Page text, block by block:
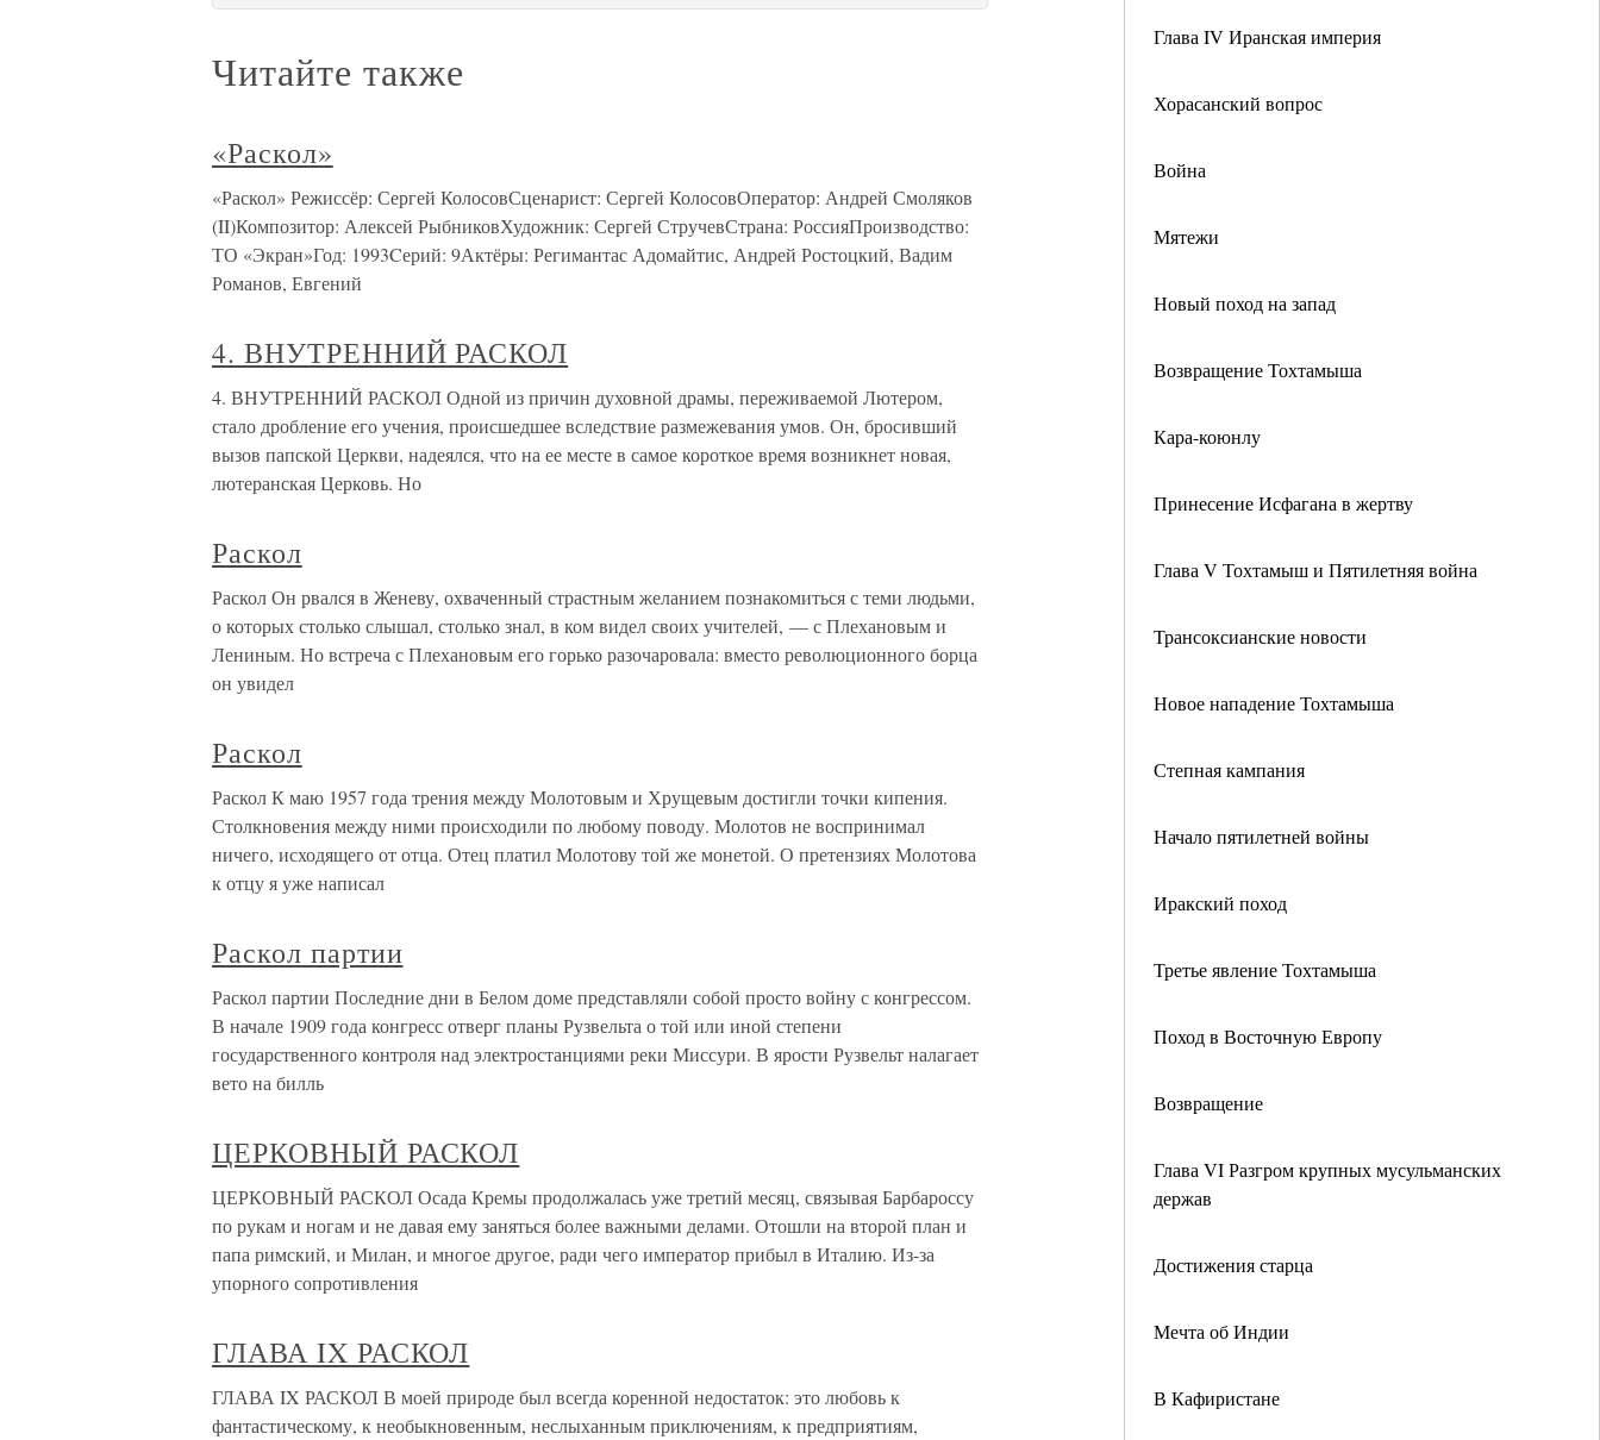
Глава IV Иранская империя
Хорасанский вопрос
Война
Мятежи
Новый поход на запад
Возвращение Тохтамыша
Кара-коюнлу
Принесение Исфагана в жертву
Глава V Тохтамыш и Пятилетняя война
Трансоксианские новости
Новое нападение Тохтамыша
Степная кампания
Начало пятилетней войны
Иракский поход
Третье явление Тохтамыша
Поход в Восточную Европу
Возвращение
Глава VI Разгром крупных мусульманских
держав
Достижения старца
Мечта об Индии
В Кафиристане
Читайте также
«Раскол»
«Раскол» Режиссёр: Сергей КолосовСценарист: Сергей КолосовОператор: Андрей Смоляков
(II)Композитор: Алексей РыбниковХудожник: Сергей СтручевСтрана: РоссияПроизводство:
ТО «Экран»Год: 1993Cерий: 9Актёры: Регимантас Адомайтис, Андрей Ростоцкий, Вадим
Романов, Евгений
4. ВНУТРЕННИЙ РАСКОЛ
4. ВНУТРЕННИЙ РАСКОЛ Одной из причин духовной драмы, переживаемой Лютером,
стало дробление его учения, происшедшее вследствие размежевания умов. Он, бросивший
вызов папской Церкви, надеялся, что на ее месте в самое короткое время возникнет новая,
лютеранская Церковь. Но
Раскол
Раскол Он рвался в Женеву, охваченный страстным желанием познакомиться с теми людьми,
о которых столько слышал, столько знал, в ком видел своих учителей, — с Плехановым и
Лениным. Но встреча с Плехановым его горько разочаровала: вместо революционного борца
он увидел
Раскол
Раскол К маю 1957 года трения между Молотовым и Хрущевым достигли точки кипения.
Столкновения между ними происходили по любому поводу. Молотов не воспринимал
ничего, исходящего от отца. Отец платил Молотову той же монетой. О претензиях Молотова
к отцу я уже написал
Раскол партии
Раскол партии Последние дни в Белом доме представляли собой просто войну с конгрессом.
В начале 1909 года конгресс отверг планы Рузвельта о той или иной степени
государственного контроля над электростанциями реки Миссури. В ярости Рузвельт налагает
вето на билль
ЦЕРКОВНЫЙ РАСКОЛ
ЦЕРКОВНЫЙ РАСКОЛ Осада Кремы продолжалась уже третий месяц, связывая Барбароссу
по рукам и ногам и не давая ему заняться более важными делами. Отошли на второй план и
папа римский, и Милан, и многое другое, ради чего император прибыл в Италию. Из-за
упорного сопротивления
ГЛАВА IX РАСКОЛ
ГЛАВА IX РАСКОЛ В моей природе был всегда коренной недостаток: это любовь к
фантастическому, к необыкновенным, неслыханным приключениям, к предприятиям,